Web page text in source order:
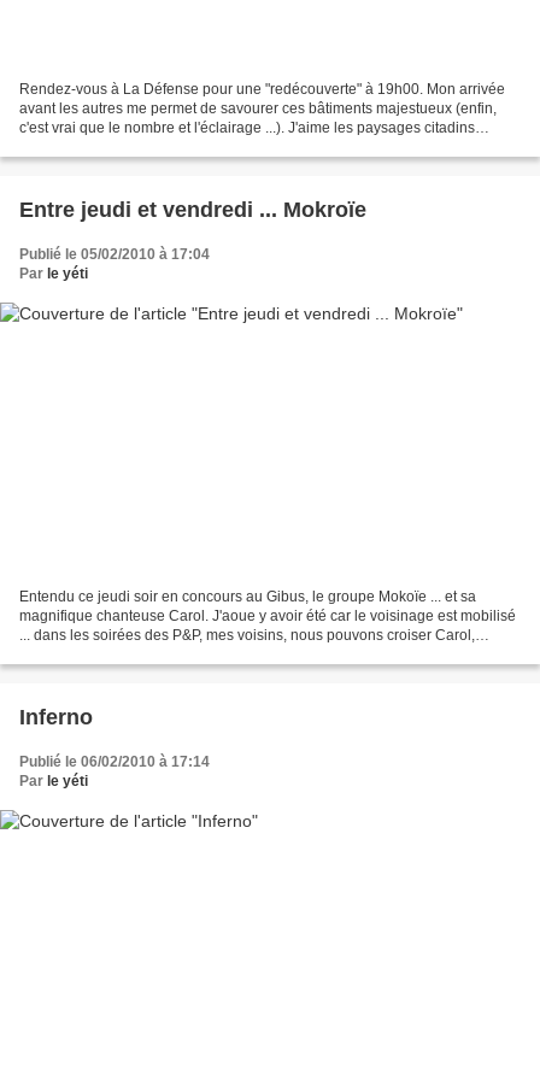
Rendez-vous à La Défense pour une "redécouverte" à 19h00. Mon arrivée
avant les autres me permet de savourer ces bâtiments majestueux (enfin,
c'est vrai que le nombre et l'éclairage ...). J'aime les paysages citadins
Entre jeudi et vendredi ... Mokroïe
Publié le 05/02/2010 à 17:04
Par le yéti
Entendu ce jeudi soir en concours au Gibus, le groupe Mokoïe ... et sa
magnifique chanteuse Carol. J'aoue y avoir été car le voisinage est mobilisé
... dans les soirées des P&P, mes voisins, nous pouvons croiser Carol,
Inferno
Publié le 06/02/2010 à 17:14
Par le yéti